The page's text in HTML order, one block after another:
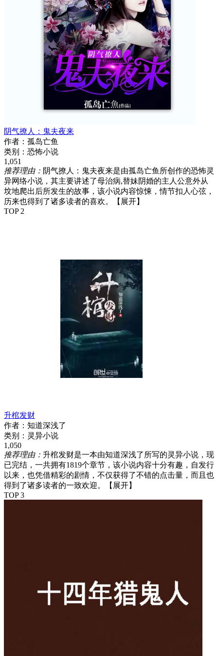
阴气撩人：鬼夫夜来
作者： 孤岛亡鱼
类别： 恐怖小说
1,051
推荐理由： 阴气撩人：鬼夫夜来是由孤岛亡鱼所创作的恐怖灵
异网络小说，其主要讲述了母治病,替妹阴婚的主人公意外从
坟地爬出后所发生的故事，该小说内容惊悚，情节扣人心弦，
历来也得到了诸多读者的喜欢。
【展开】
TOP 2
升棺发财
作者： 知道深浅了
类别： 灵异小说
1,050
推荐理由： 升棺发财是一本由知道深浅了所写的灵异小说，现
已完结，一共拥有1819个章节，该小说内容十分有趣，自发行
以来，也凭借精彩的剧情，不仅获得了不错的点击量，而且也
得到了诸多读者的一致欢迎。
【展开】
TOP 3